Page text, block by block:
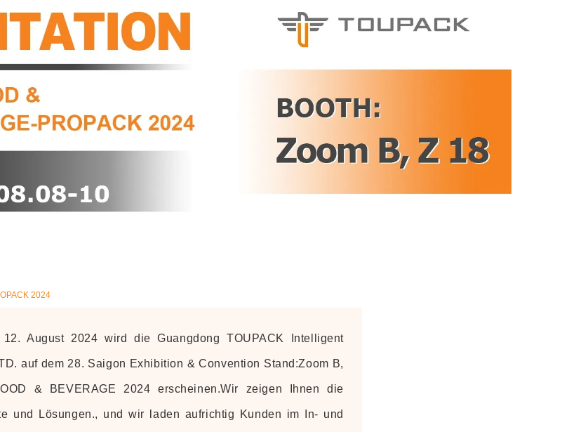
2024
August 2024 wird die Guangdong TOUPACK Intelligent
auf dem 28. Saigon Exhibition & Convention Stand:Zoom B,
& BEVERAGE 2024 erscheinen.Wir zeigen Ihnen die
und Lösungen., und wir laden aufrichtig Kunden im In- und